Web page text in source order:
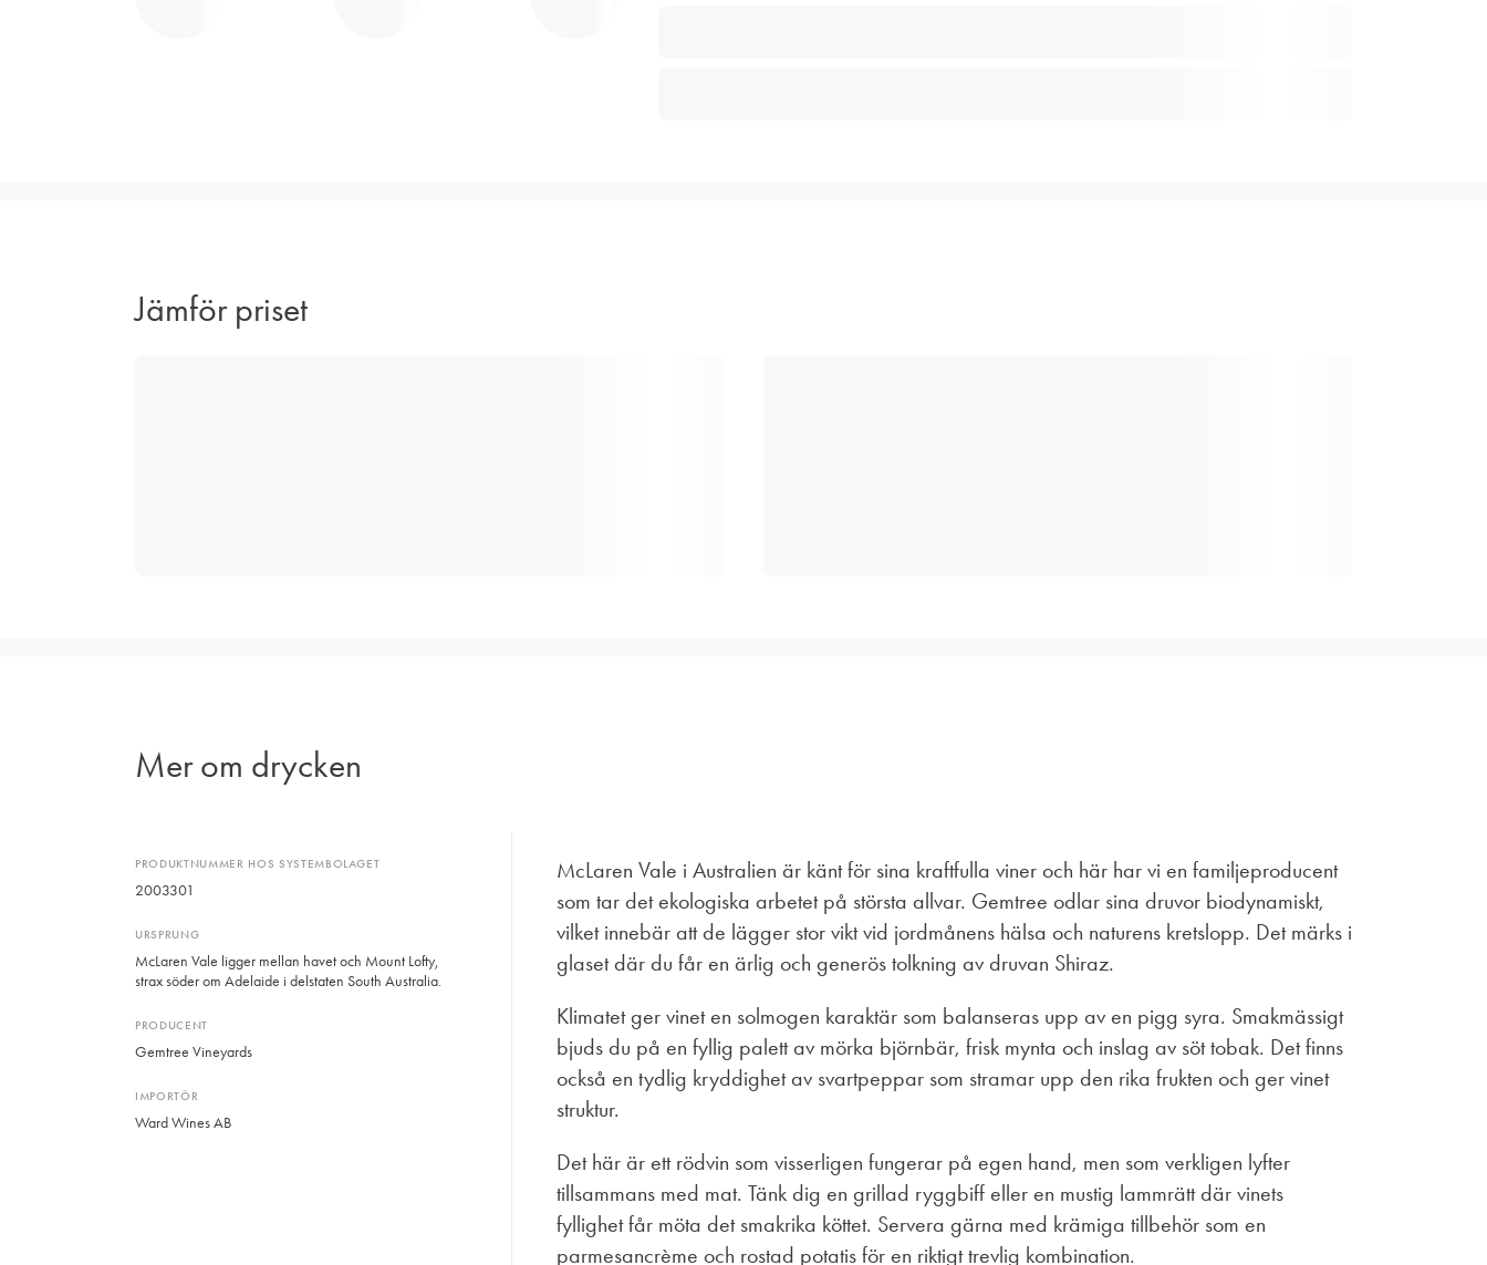
Jämför priset
Mer om drycken
PRODUKTNUMMER HOS SYSTEMBOLAGET
2003301
URSPRUNG
McLaren Vale ligger mellan havet och Mount Lofty,
strax söder om Adelaide i delstaten South Australia.
PRODUCENT
Gemtree Vineyards
IMPORTÖR
Ward Wines AB
McLaren Vale i Australien är känt för sina kraftfulla viner och här har vi en familjeproducent
som tar det ekologiska arbetet på största allvar. Gemtree odlar sina druvor biodynamiskt,
vilket innebär att de lägger stor vikt vid jordmånens hälsa och naturens kretslopp. Det märks i
glaset där du får en ärlig och generös tolkning av druvan Shiraz.
Klimatet ger vinet en solmogen karaktär som balanseras upp av en pigg syra. Smakmässigt
bjuds du på en fyllig palett av mörka björnbär, frisk mynta och inslag av söt tobak. Det finns
också en tydlig kryddighet av svartpeppar som stramar upp den rika frukten och ger vinet
struktur.
Det här är ett rödvin som visserligen fungerar på egen hand, men som verkligen lyfter
tillsammans med mat. Tänk dig en grillad ryggbiff eller en mustig lammrätt där vinets
fyllighet får möta det smakrika köttet. Servera gärna med krämiga tillbehör som en
parmesancrème och rostad potatis för en riktigt trevlig kombination.